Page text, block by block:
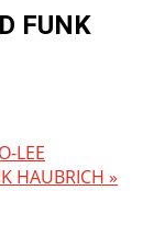
FUNK
LEE
HAUBRICH »